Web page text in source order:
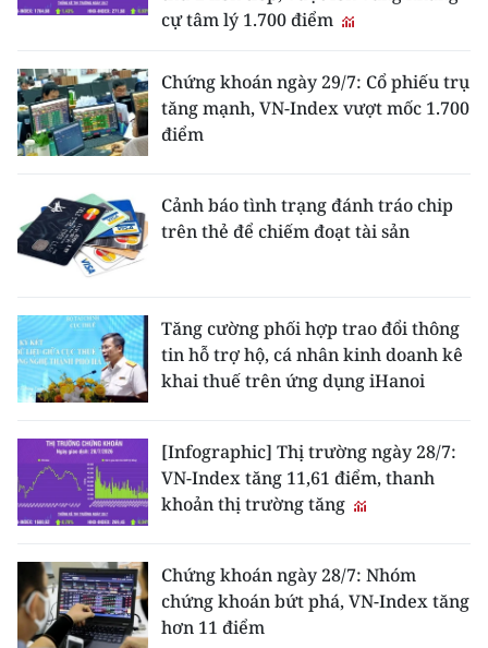
cự tâm lý 1.700 điểm
Chứng khoán ngày 29/7: Cổ phiếu trụ
tăng mạnh, VN-Index vượt mốc 1.700
điểm
Cảnh báo tình trạng đánh tráo chip
trên thẻ để chiếm đoạt tài sản
Tăng cường phối hợp trao đổi thông
tin hỗ trợ hộ, cá nhân kinh doanh kê
khai thuế trên ứng dụng iHanoi
[Infographic] Thị trường ngày 28/7:
VN-Index tăng 11,61 điểm, thanh
khoản thị trường tăng
Chứng khoán ngày 28/7: Nhóm
chứng khoán bứt phá, VN-Index tăng
hơn 11 điểm